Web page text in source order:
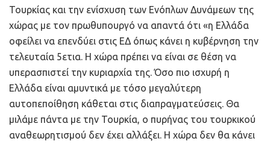
Τουρκίας και την ενίσχυση των Ενόπλων Δυνάμεων της
χώρας με τον πρωθυπουργό να απαντά ότι «η Ελλάδα
οφείλει να επενδύει στις ΕΔ όπως κάνει η κυβέρνηση την
τελευταία 5ετια. Η χώρα πρέπει να είναι σε θέση να
υπερασπιστεί την κυριαρχία της. Όσο πιο ισχυρή η
Ελλάδα είναι αμυντικά με τόσο μεγαλύτερη
αυτοπεποίθηση κάθεται στις διαπραγματεύσεις. Θα
μιλάμε πάντα με την Τουρκία, ο πυρήνας του τουρκικού
αναθεωρητισμού δεν έχει αλλάξει. Η χώρα δεν θα κάνει